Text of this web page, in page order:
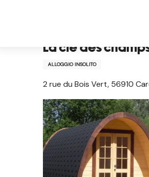
La clé des
ALLOGGIO INSOLITO
2 rue du Bois Vert, 56910